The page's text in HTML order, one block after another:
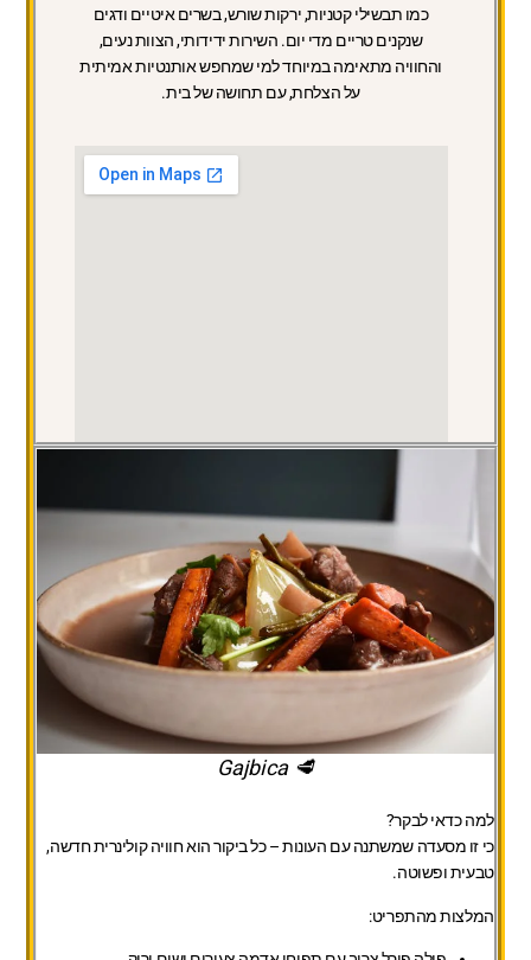
כמו תבשילי קטניות, ירקות שורש, בשרים איטיים ודגים
שנקנים טריים מדי יום. השירות ידידותי, הצוות נעים,
והחוויה מתאימה במיוחד למי שמחפש אותנטיות אמיתית
על הצלחת, עם תחושה של בית.
🥩 Gajbica
למה כדאי לבקר?
כי זו מסעדה שמשתנה עם העונות – כל ביקור הוא חוויה קולינרית חדשה,
טבעית ופשוטה.
המלצות מהתפריט: